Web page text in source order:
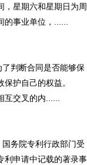
，星期六和星期日为周
的事业单位，......
判断合同是否能够保
效保护自己的权益。
互交叉的内......
务院专利行政部门受
利申请中记载的著录事